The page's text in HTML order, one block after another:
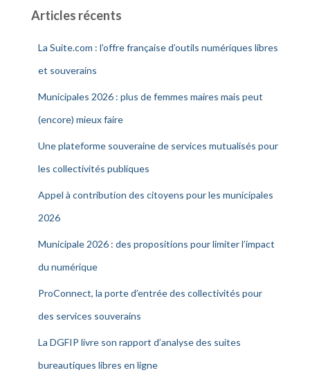
Articles récents
La Suite.com : l’offre française d’outils numériques libres
et souverains
Municipales 2026 : plus de femmes maires mais peut
(encore) mieux faire
Une plateforme souveraine de services mutualisés pour
les collectivités publiques
Appel à contribution des citoyens pour les municipales
2026
Municipale 2026 : des propositions pour limiter l’impact
du numérique
ProConnect, la porte d’entrée des collectivités pour
des services souverains
La DGFIP livre son rapport d’analyse des suites
bureautiques libres en ligne